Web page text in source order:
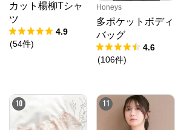
カット楊柳Tシャ
ツ
4.9
(54件)
Honeys
多ポケットボディ
バッグ
4.6
(106件)
10 11